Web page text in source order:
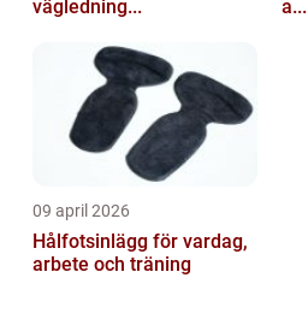
vägledning...
a...
09 april 2026
Hålfotsinlägg för vardag,
arbete och träning